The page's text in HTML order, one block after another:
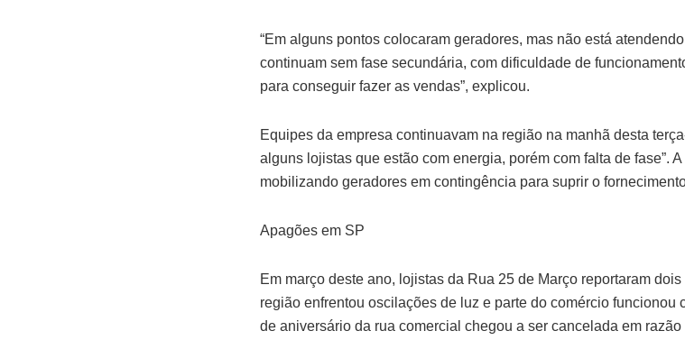
“Em alguns pontos colocaram geradores, mas não está
continuam sem fase secundária, com dificuldade de
para conseguir fazer as vendas”, explicou.
Equipes da empresa continuavam na região na manhã desta
alguns lojistas que estão com energia, porém com falta de fase”.
mobilizando geradores em contingência para suprir o
Apagões em SP
Em março deste ano, lojistas da Rua 25 de Março reportaram
região enfrentou oscilações de luz e parte do comércio funcionou
de aniversário da rua comercial chegou a ser cancelada em